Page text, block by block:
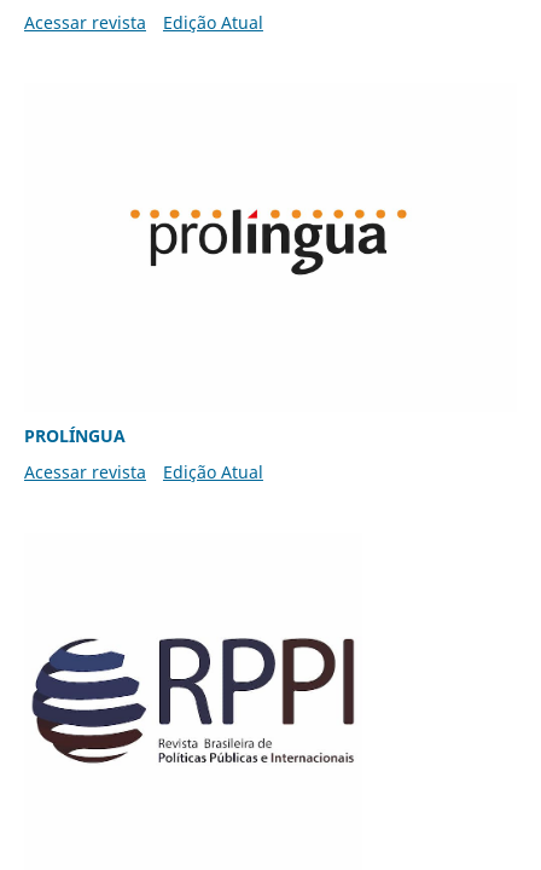
Acessar revista
Edição Atual
PROLÍNGUA
Acessar revista
Edição Atual